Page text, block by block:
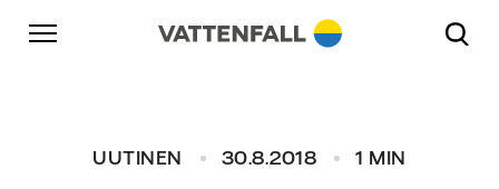
Skip to content
Päänavigaatioon
Siirry alatunnisteeseen
UUTINEN 30.8.2018 1 MIN
Päänavigaatioon